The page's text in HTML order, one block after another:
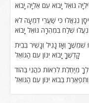
גּוֹאֵל יָבוֹא עִם אֵלִיָּה יָבוֹא
נִגְאֲלוּ כִּי שַׁעֲרֵי דִּמְעָה לֹא
שְׁלַח בִּמְהֵרָה גּוֹאֵל יָבוֹא
וְאָז נָגִיל וְנָשִׁיר בְּבֵית
קָדְשֶׁךָ יָבוֹא יִנּוֹן עִם הַגּוֹאֵל
מְיַחֶלֶת לִרְאוֹת כֹּהֲנִי בְּהוֹד